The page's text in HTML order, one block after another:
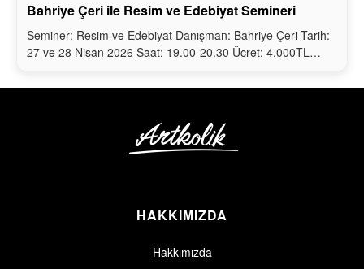
Bahriye Çeri ile Resim ve Edebiyat Semineri
Seminer: Resim ve Edebiyat Danışman: Bahriye Çeri Tarih:
27 ve 28 Nisan 2026 Saat: 19.00-20.30 Ücret: 4.000TL…
HAKKIMIZDA
Hakkımızda